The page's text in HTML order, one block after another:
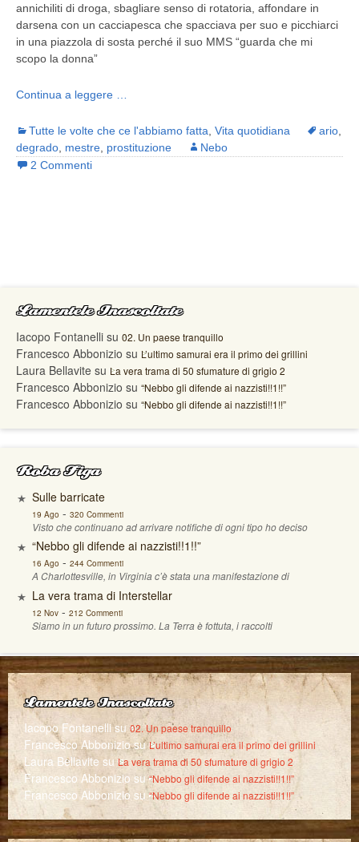
annichiliti di droga, sbagliare senso di rotatoria, affondare in
darsena con un cacciapesca che spacciava per suo e picchiarci
in una piazzola di sosta perché il suo MMS “guarda che mi
scopo la donna”
Continua a leggere …
Tutte le volte che ce l'abbiamo fatta Vita quotidiana ario
degrado mestre prostituzione
Nebo
2 Commenti
Lamentele Inascoltate
Iacopo Fontanelli su 02. Un paese tranquillo
Francesco Abbonizio su L’ultimo samurai era il primo dei grillini
Laura Bellavite su La vera trama di 50 sfumature di grigio 2
Francesco Abbonizio su “Nebbo gli difende ai nazzisti!!1!!”
Francesco Abbonizio su “Nebbo gli difende ai nazzisti!!1!!”
Roba Figa
Sulle barricate
19 Ago - 320 Commenti
Visto che continuano ad arrivare notifiche di ogni tipo ho deciso
“Nebbo gli difende ai nazzisti!!1!!”
16 Ago - 244 Commenti
A Charlottesville, in Virginia c’è stata una manifestazione di
La vera trama di Interstellar
12 Nov- 212 Commenti
Siamo in un futuro prossimo. La Terra è fottuta, i raccolti
Lamentele Inascoltate
Iacopo Fontanellisu02. Un paese tranquillo
Francesco AbboniziosuL’ultimo samurai era il primo dei grillini
Laura Bellavite su La vera trama di 50 sfumature di grigio 2
Francesco Abbonizio su“Nebbo gli difende ai nazzisti!!1!!”
Francesco Abbonizio su“Nebbo gli difende ai nazzisti!!1!!”